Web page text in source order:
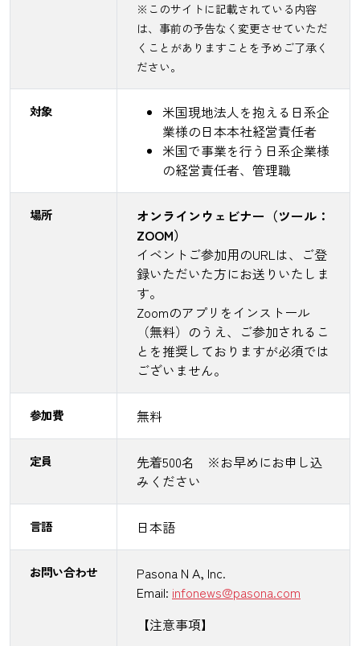
※このサイトに記載されている内容
は、事前の予告なく変更させていただ
くことがありますことを予めご了承く
ださい。
対象
米国現地法人を抱える日系企
業様の日本本社経営責任者
米国で事業を行う日系企業様
の経営責任者、管理職
場所
オンラインウェビナー（ツール：
ZOOM）
イベントご参加用のURLは、ご登
録いただいた方にお送りいたしま
す。
Zoomのアプリをインストール
（無料）のうえ、ご参加されるこ
とを推奨しておりますが必須では
ございません。
参加費 無料
定員
先着500名 ※お早めにお申し込
みください
言語 日本語
お問い合わせ
Pasona N A, Inc.
Email: infonews@pasona.com
【注意事項】